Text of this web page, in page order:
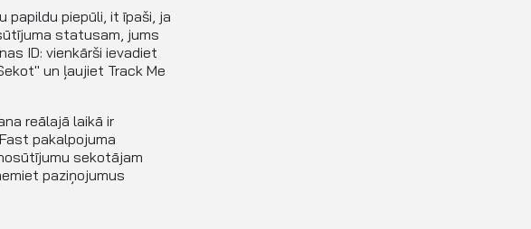
papildu piepūli, it īpaši, ja
statusam, jums
ID: vienkārši ievadiet
un ļaujiet Track Me
reālajā laikā ir
pakalpojuma
sekotājam
paziņojumus